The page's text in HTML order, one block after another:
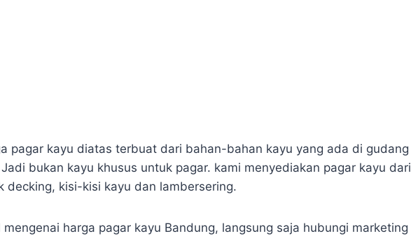
pagar kayu diatas terbuat dari bahan-bahan kayu yang ada di gudang
bukan kayu khusus untuk pagar. kami menyediakan pagar kayu dari
decking, kisi-kisi kayu dan lambersering.
harga pagar kayu Bandung, langsung saja hubungi marketing